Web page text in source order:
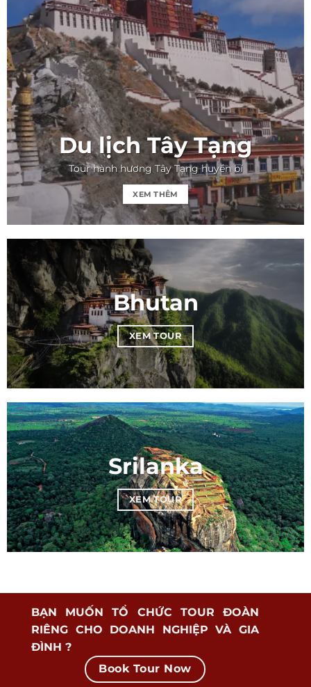
Du lịch Tây Tạng
Tour hành hương Tây Tạng huyền bí
XEM THÊM
Bhutan
XEM TOUR
Srilanka
XEM TOUR
BẠN MUỐN TỔ CHỨC TOUR ĐOÀN
RIÊNG CHO DOANH NGHIỆP VÀ GIA
ĐÌNH ?
Book Tour Now